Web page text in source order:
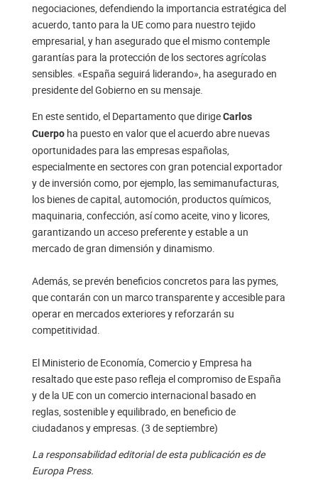
negociaciones, defendiendo la importancia estratégica del
acuerdo, tanto para la UE como para nuestro tejido
empresarial, y han asegurado que el mismo contemple
garantías para la protección de los sectores agrícolas
sensibles. «España seguirá liderando», ha asegurado en
presidente del Gobierno en su mensaje.
En este sentido, el Departamento que dirigeCarlos
Cuerpoha puesto en valor que el acuerdo abre nuevas
oportunidades para las empresas españolas,
especialmente en sectores con gran potencial exportador
y de inversión como, por ejemplo, las semimanufacturas,
los bienes de capital, automoción, productos químicos,
maquinaria, confección, así como aceite, vino y licores,
garantizando un acceso preferente y estable a un
mercado de gran dimensión y dinamismo.
Además, se prevén beneficios concretos para las pymes,
que contarán con un marco transparente y accesible para
operar en mercados exteriores y reforzarán su
competitividad.
El Ministerio de Economía, Comercio y Empresa ha
resaltado que este paso refleja el compromiso de España
y de la UE con un comercio internacional basado en
reglas, sostenible y equilibrado, en beneficio de
ciudadanos y empresas. (3 de septiembre)
La responsabilidad editorial de esta publicación es de
Europa Press.